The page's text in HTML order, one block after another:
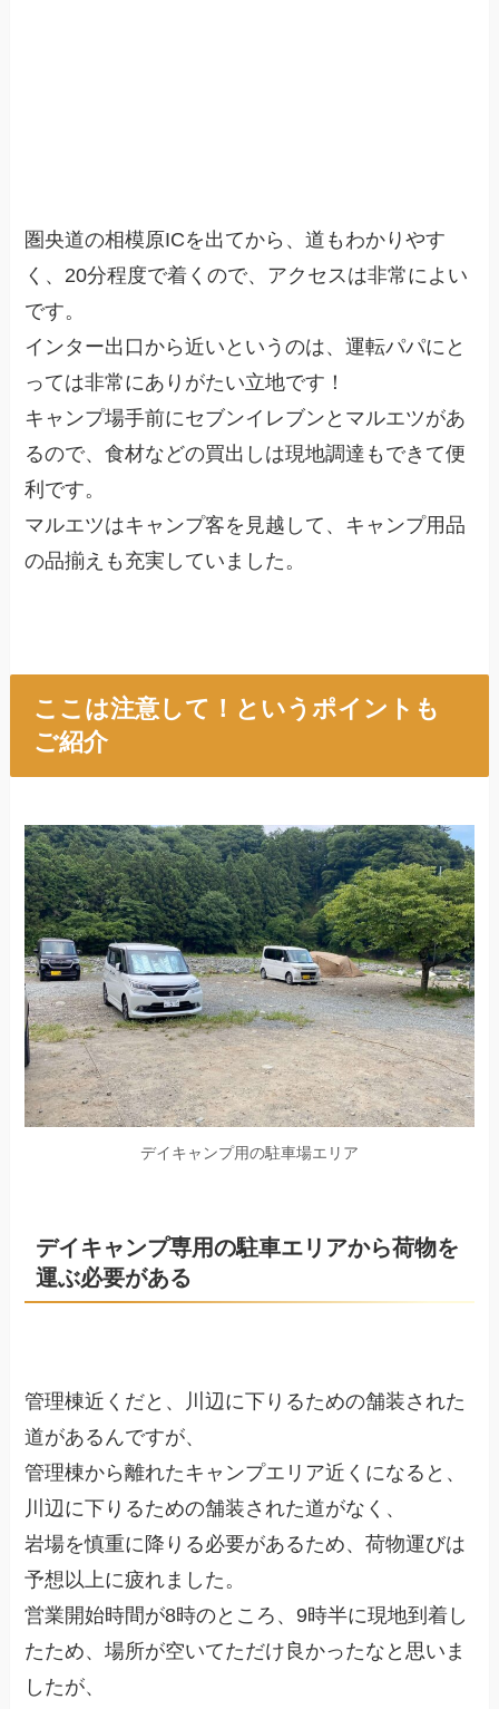
圏央道の相模原ICを出てから、道もわかりやす
く、20分程度で着くので、アクセスは非常によい
です。
インター出口から近いというのは、運転パパにと
っては非常にありがたい立地です！
キャンプ場手前にセブンイレブンとマルエツがあ
るので、食材などの買出しは現地調達もできて便
利です。
マルエツはキャンプ客を見越して、キャンプ用品
の品揃えも充実していました。
ここは注意して！というポイントも
ご紹介
デイキャンプ用の駐車場エリア
デイキャンプ専用の駐車エリアから荷物を
運ぶ必要がある
管理棟近くだと、川辺に下りるための舗装された
道があるんですが、
管理棟から離れたキャンプエリア近くになると、
川辺に下りるための舗装された道がなく、
岩場を慎重に降りる必要があるため、荷物運びは
予想以上に疲れました。
営業開始時間が8時のところ、9時半に現地到着し
たため、場所が空いてただけ良かったなと思いま
したが、